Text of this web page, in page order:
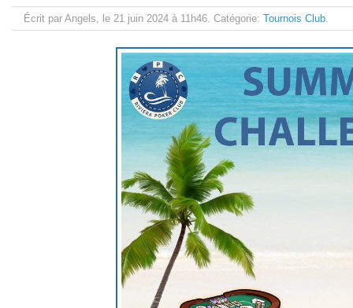
Écrit par Angels, le 21 juin 2024 à 11h46. Catégorie: Tournois Club.